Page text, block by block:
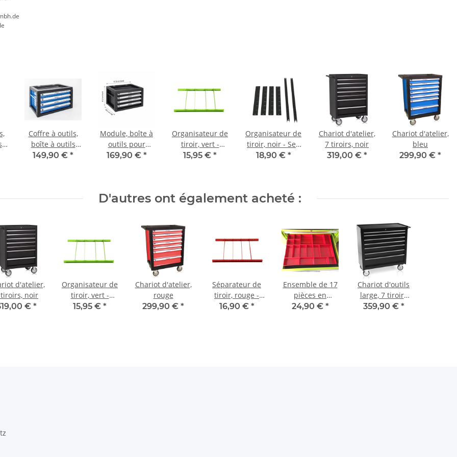
Coffre à outils,
boîte à outils
pour chariot à
149,90 € *
Module, boîte à
outils pour
chariot à outils,
169,90 € *
Organisateur de
tiroir, vert -
Ensemble, pour
15,95 € *
Organisateur de
tiroir, noir - Set,
pour chariots
18,90 € *
Chariot d'atelier,
7 tiroirs, noir
319,00 € *
Chariot d'atelier,
bleu
299,90 € *
D'autres ont également acheté :
d'atelier,
noir
€ *
Organisateur de
tiroir, vert -
Ensemble, pour
15,95 € *
Chariot d'atelier,
rouge
299,90 € *
Séparateur de
tiroir, rouge -
Set, pour
16,90 € *
Ensemble de 17
pièces en
plastique, rouge
24,90 € *
Chariot d'outils
large, 7 tiroirs
S47 noir
359,90 € *